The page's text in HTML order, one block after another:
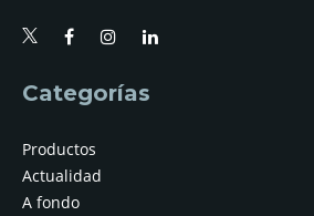
Categorías
Productos
Actualidad
A fondo